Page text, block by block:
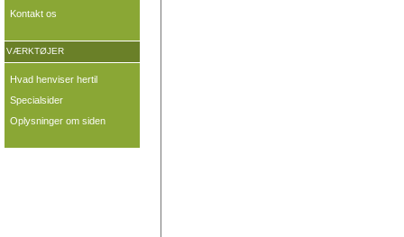
Kontakt os
VÆRKTØJER
Hvad henviser hertil
Specialsider
Oplysninger om siden